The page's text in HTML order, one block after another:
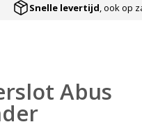
Snelle levertijd, ook op
Abus